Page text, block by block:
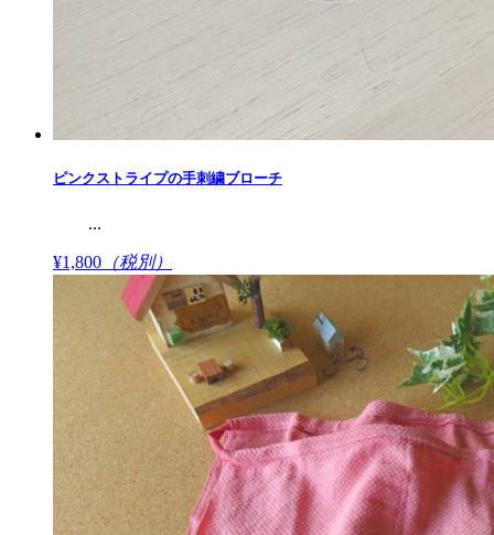
ピンクストライプの手刺繍ブローチ
...
¥1,800 （税別）